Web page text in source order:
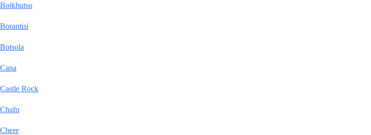
Boikhutso
Borantisi
Botsola
Cana
Castle Rock
Chafo
Chere